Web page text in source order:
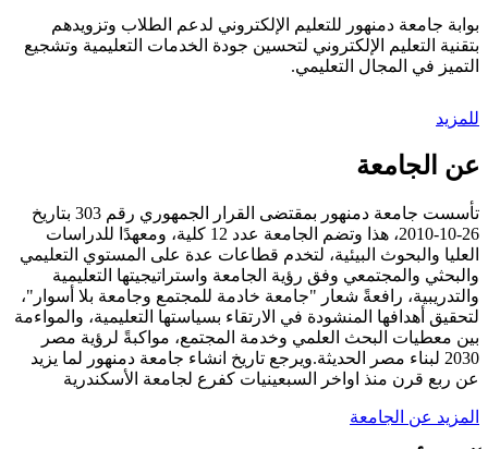
بوابة جامعة دمنهور للتعليم الإلكتروني لدعم الطلاب وتزويدهم
بتقنية التعليم الإلكتروني لتحسين جودة الخدمات التعليمية وتشجيع
التميز في المجال التعليمي.
للمزيد
عن الجامعة
تأسست جامعة دمنهور بمقتضى القرار الجمهوري رقم 303 بتاريخ
26-10-2010، هذا وتضم الجامعة عدد 12 كلية، ومعهدًا للدراسات
العليا والبحوث البيئية، لتخدم قطاعات عدة على المستوي التعليمي
والبحثي والمجتمعي وفق رؤية الجامعة واستراتيجيتها التعليمية
والتدريبية، رافعةً شعار "جامعة خادمة للمجتمع وجامعة بلا أسوار"،
لتحقيق أهدافها المنشودة في الارتقاء بسياستها التعليمية، والمواءمة
بين معطيات البحث العلمي وخدمة المجتمع، مواكبةً لرؤية مصر
2030 لبناء مصر الحديثة.ويرجع تاريخ انشاء جامعة دمنهور لما يزيد
عن ربع قرن منذ اواخر السبعينيات كفرع لجامعة الأسكندرية
المزيد عن الجامعة